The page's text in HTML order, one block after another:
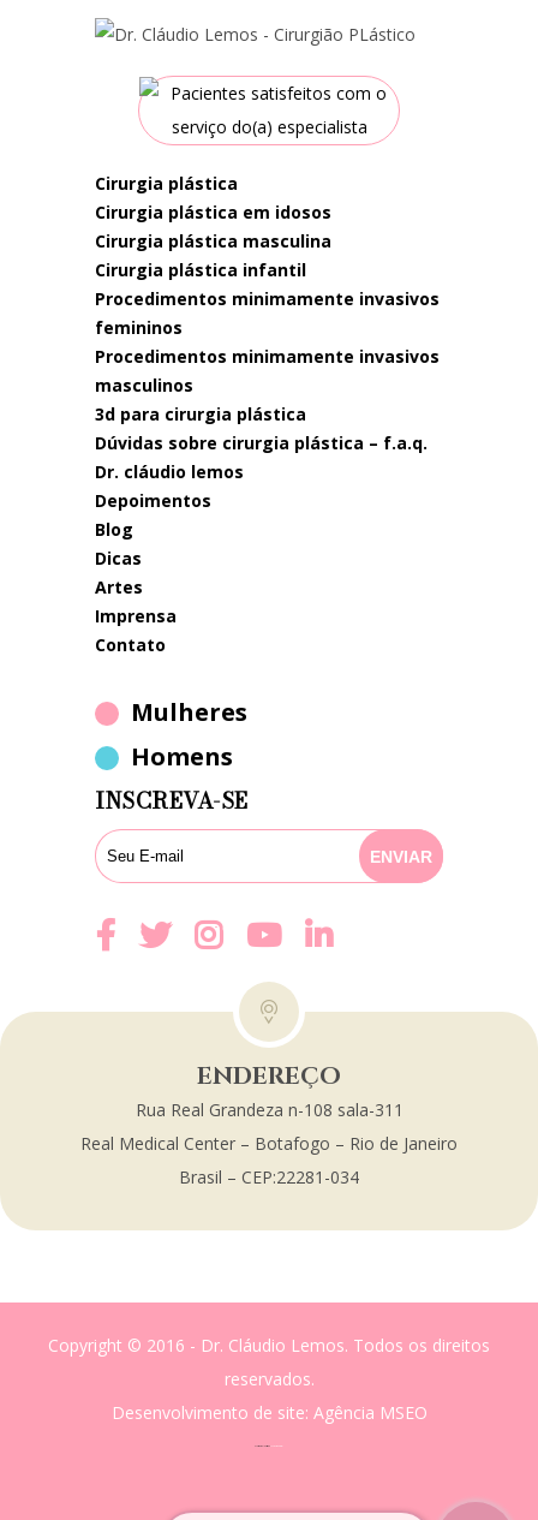
cirurgia plástica
cirurgia plástica em idosos
cirurgia plástica masculina
cirurgia plástica infantil
procedimentos minimamente invasivos
femininos
procedimentos minimamente invasivos
masculinos
3d para cirurgia plástica
dúvidas sobre cirurgia plástica – f.a.q.
dr. cláudio lemos
depoimentos
blog
dicas
artes
imprensa
contato
Mulheres
Homens
INSCREVA-SE
ENDEREÇO
Rua Real Grandeza n-108 sala-311
Real Medical Center – Botafogo – Rio de Janeiro
Brasil – CEP:22281-034
Copyright © 2016 - Dr. Cláudio Lemos. Todos os direitos
reservados.
Desenvolvimento de site: Agência MSEO